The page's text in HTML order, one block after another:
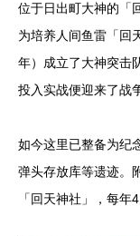
位于日出町大神的「
为培养人间鱼雷「回
年）成立了大神突击
投入实战便迎来了战
如今这里已整备为纪
弹头存放库等遗迹。
「回天神社」，每年